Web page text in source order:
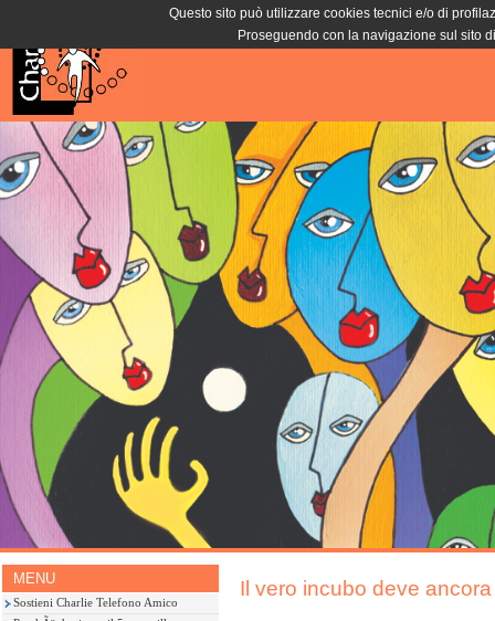
Questo sito può utilizzare cookies tecnici e/o di
Proseguendo con la navigazione sul sito
MENU
Sostieni Charlie Telefono Amico
Il vero incubo deve